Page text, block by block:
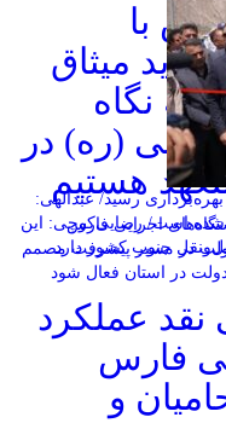
با
میثاق
به نگاه
(ره) در
هستیم
نقد عملکرد
فارس
و
رسید/ عبدالهی:
شده است/ رضایی‌کوچی: این
جنوب کشور دارد